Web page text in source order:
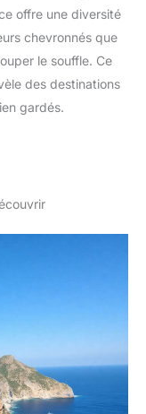
offre une diversité
chevronnés que
le souffle. Ce
des destinations
gardés.